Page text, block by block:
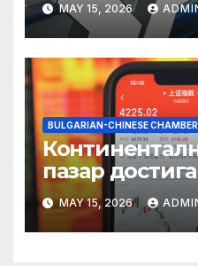
MAY 15, 2026
BULGARIAN-CHINESE
пазар
връх
MAY 15, 2026